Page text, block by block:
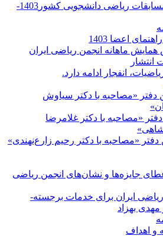
کتاب مسابقات ریاضی دانشجویی کشور1403-
اعضا 1403
ماهانه انجمن ریاضی ایران
انفجار ادامه دارد.
دفتر «مصاحبه با دکتر سیاوش
«مصاحبه با دکتر غلامرضا
«مصاحبه با دکتر رحیم زارع‌نهندی»
جایزه‌ها و نشان‌های انجمن ریاضی
ریاضی ایران برای خدمات برجسته-
مهدی بهزاد
و اهداف